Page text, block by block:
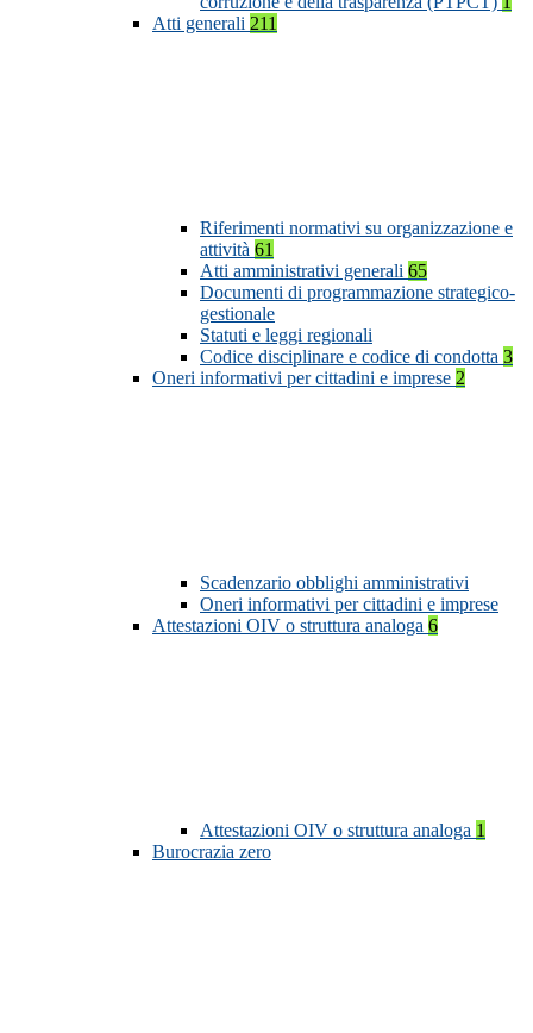
Atti generali 211
Riferimenti normativi su organizzazione e
attività 61
Atti amministrativi generali 65
Documenti di programmazione strategico-
gestionale
Statuti e leggi regionali
Codice disciplinare e codice di condotta 3
Oneri informativi per cittadini e imprese 2
Scadenzario obblighi amministrativi
Oneri informativi per cittadini e imprese
Attestazioni OIV o struttura analoga 6
Attestazioni OIV o struttura analoga 1
Burocrazia zero